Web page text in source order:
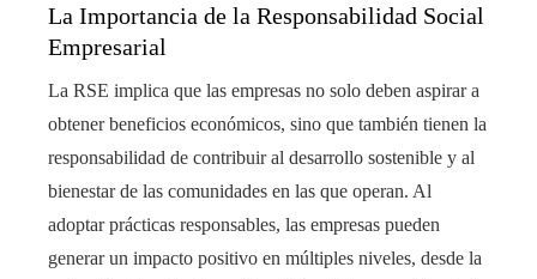
La Importancia de la Responsabilidad Social
Empresarial
La RSE implica que las empresas no solo deben aspirar a
obtener beneficios económicos, sino que también tienen la
responsabilidad de contribuir al desarrollo sostenible y al
bienestar de las comunidades en las que operan. Al
adoptar prácticas responsables, las empresas pueden
generar un impacto positivo en múltiples niveles, desde la